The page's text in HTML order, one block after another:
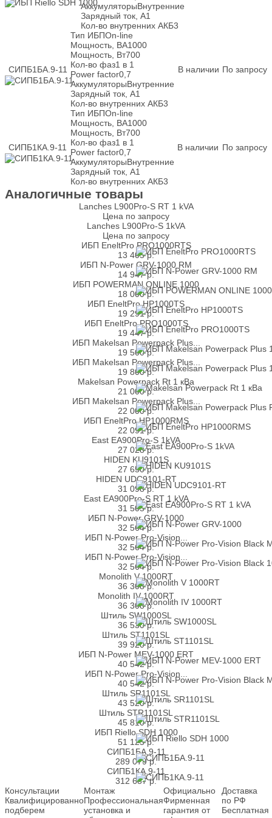
АккумуляторыВнутренние
Зарядный ток, А1
Кол-во внутренних АКБ3
СИПБ1БА.9-11
Тип ИБПOn-line
Мощность, ВА1000
Мощность, Вт700
Кол-во фаз1 в 1
Power factor0,7
АккумуляторыВнутренние
Зарядный ток, А1
Кол-во внутренних АКБ3
В наличии По запросу
СИПБ1КА.9-11
Тип ИБПOn-line
Мощность, ВА1000
Мощность, Вт700
Кол-во фаз1 в 1
Power factor0,7
АккумуляторыВнутренние
Зарядный ток, А1
Кол-во внутренних АКБ3
В наличии По запросу
Аналогичные товары
Lanches L900Pro-S RT 1 kVA
Цена по запросу
Lanches L900Pro-S 1kVA
Цена по запросу
ИБП EneltPro PRO1000RTS
13 405р.
ИБП N-Power GRV-1000 RM
14 947р.
ИБП POWERMAN ONLINE 1000
18 000р.
ИБП EneltPro HP1000TS
19 291р.
ИБП EneltPro PRO1000TS
19 447р.
ИБП Makelsan Powerpack Plus...
19 500р.
ИБП Makelsan Powerpack Plus...
19 800р.
Makelsan Powerpack Rt 1 кВа
21 000р.
ИБП Makelsan Powerpack Plus...
22 000р.
ИБП EneltPro HP1000RMS
22 091р.
East EA900Pro-S 1kVA
27 028р.
HIDEN KU9101S
27 650р.
HIDEN UDC9101-RT
31 098р.
East EA900Pro-S RT 1 kVA
31 505р.
ИБП N-Power GRV-1000
32 564р.
ИБП N-Power Pro-Vision...
32 564р.
ИБП N-Power Pro-Vision...
32 564р.
Monolith V 1000RT
36 308р.
Monolith IV 1000RT
36 308р.
Штиль SW1000SL
36 530р.
Штиль ST1101SL
39 920р.
ИБП N-Power MEV-1000 ERT
40 542р.
ИБП N-Power Pro-Vision...
40 542р.
Штиль SR1101SL
43 520р.
Штиль STR1101SL
45 810р.
ИБП Riello SDH 1000
51 125р.
СИПБ1БА.9-11
289 079р.
СИПБ1КА.9-11
312 687р.
Консультации
Квалифицированно
подберем
Монтаж
Профессиональная
установка и
Официально
Фирменная
гарантия от
Доставка
по РФ
Бесплатная